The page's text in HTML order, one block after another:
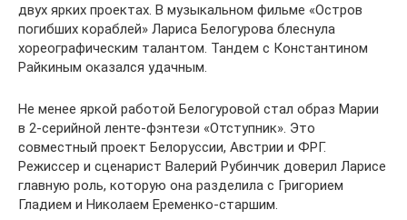
двух ярких проектах. В музыкальном фильме «Остров
погибших кораблей» Лариса Белогурова блеснула
хореографическим талантом. Тандем с Константином
Райкиным оказался удачным.
Не менее яркой работой Белогуровой стал образ Марии
в 2-серийной ленте-фэнтези «Отступник». Это
совместный проект Белоруссии, Австрии и ФРГ.
Режиссер и сценарист Валерий Рубинчик доверил Ларисе
главную роль, которую она разделила с Григорием
Гладием и Николаем Еременко-старшим.